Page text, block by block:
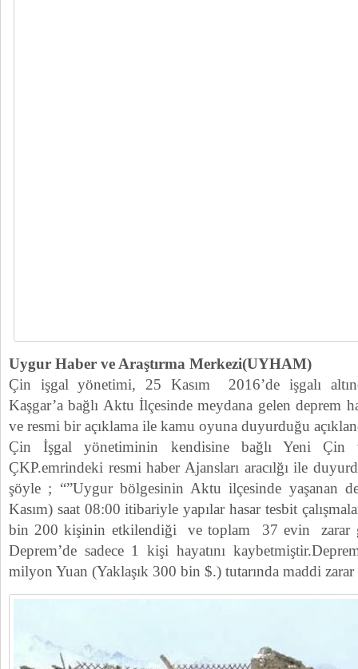
Uygur Haber ve Araştırma Merkezi(UYHAM)
Çin işgal yönetimi, 25 Kasım 2016’de işgalı
Kaşgar’a bağlı Aktu İlçesinde meydana gelen deprem
ve resmi bir açıklama ile kamu oyuna duyurduğu
Çin İşgal yönetiminin kendisine bağlı Yeni Çin
ÇKP.emrindeki resmi haber Ajansları aracılğı ile
şöyle ; “”Uygur bölgesinin Aktu ilçesinde yaşanan
Kasım) saat 08:00 itibariyle yapılar hasar tesbit
bin 200 kişinin etkilendiği ve toplam 37 evin zarar
Deprem’de sadece 1 kişi hayatını
milyon Yuan (Yaklaşık 300 bin $.) tutarında maddi